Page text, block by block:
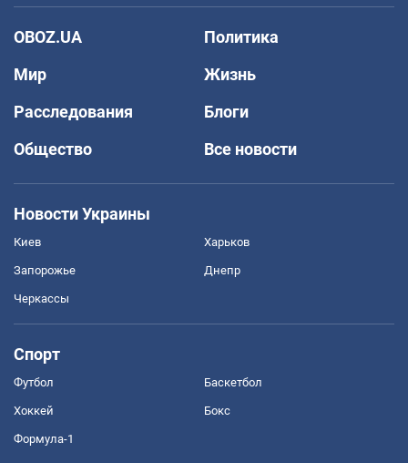
OBOZ.UA
Политика
Мир
Жизнь
Расследования
Блоги
Общество
Все новости
Новости Украины
Киев Харьков
Запорожье Днепр
Черкассы
Спорт
Футбол Баскетбол
Хоккей Бокс
Формула-1